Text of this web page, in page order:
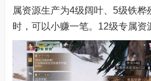
属资源生产为4级阔叶、5级铁
时，可以小赚一笔。12级专属资